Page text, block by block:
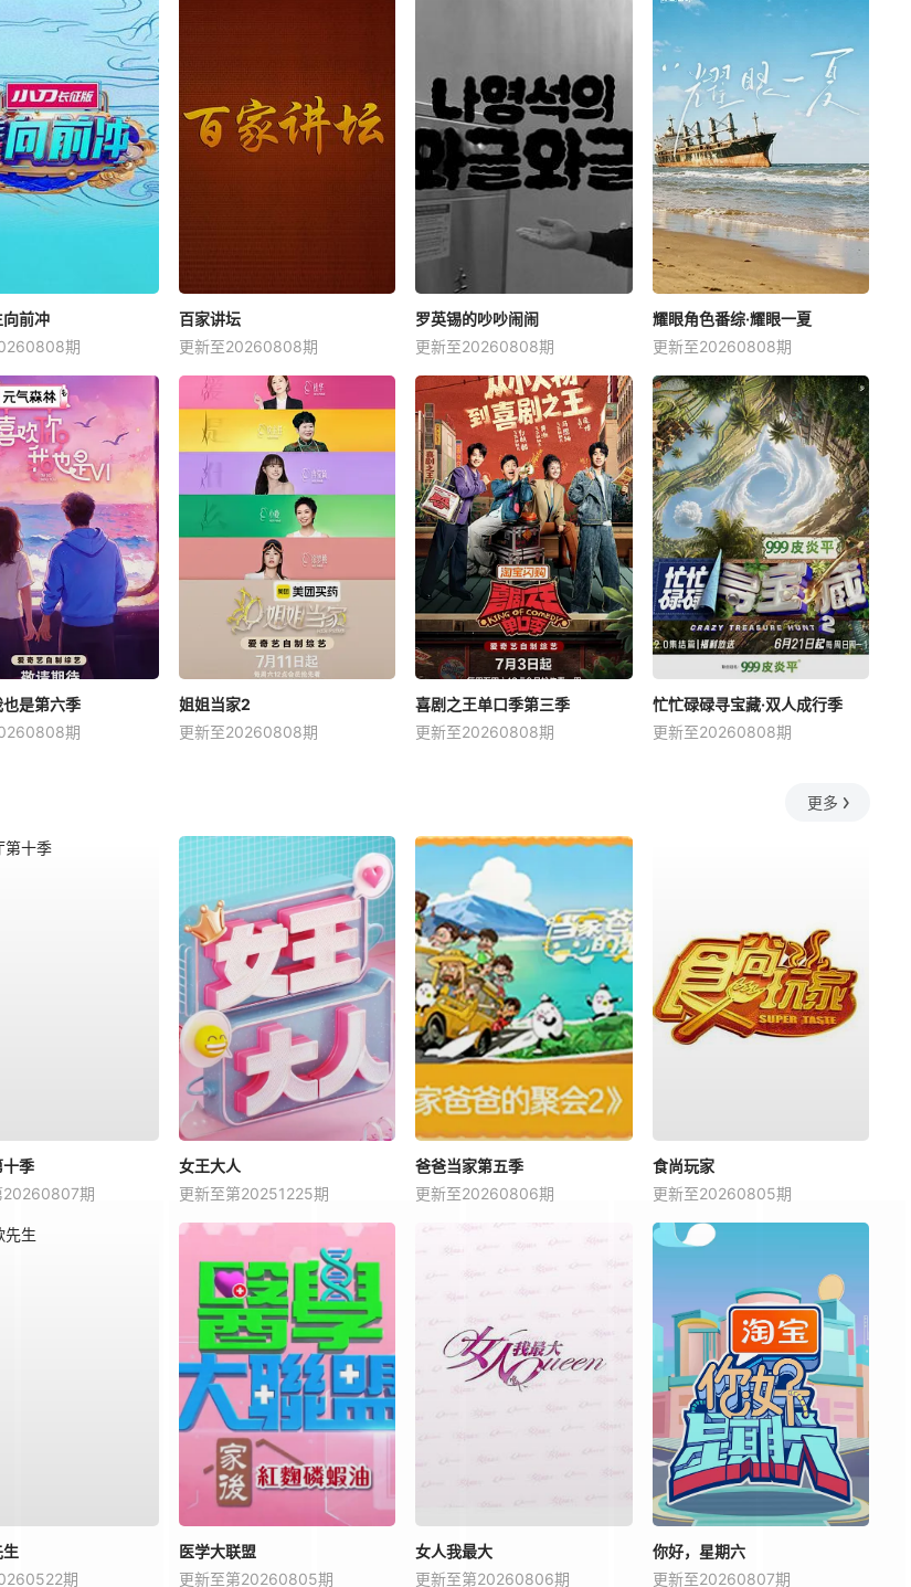
前冲
期
百家讲坛
更新至20260808期
罗英锡的吵吵闹闹
更新至20260808期
耀眼角色番综·耀眼一夏
更新至20260808期
是第六季
期
姐姐当家2
更新至20260808期
喜剧之王单口季第三季
更新至20260808期
忙忙碌碌寻宝藏·双人成行季
更新至20260808期
更多
十季
20260807期
女王大人
更新至第20251225期
爸爸当家第五季
更新至20260806期
食尚玩家
更新至20260805期
生
期
医学大联盟
更新至第20260805期
女人我最大
更新至第20260806期
你好，星期六
更新至20260807期